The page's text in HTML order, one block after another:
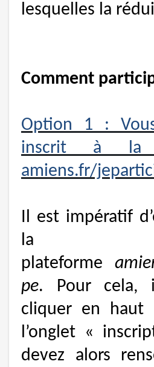
lesquelles la
Comment
Option 1 :
inscrit à la
amiens.fr/
Il est impératif
la
plateforme
pe. Pour cela,
cliquer en haut
l’onglet «
devez alors